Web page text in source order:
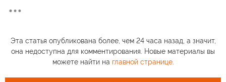
Эта статья опубликована более, чем 24 часа назад, а значит,
она недоступна для комментирования. Новые материалы вы
можете найти на главной странице.